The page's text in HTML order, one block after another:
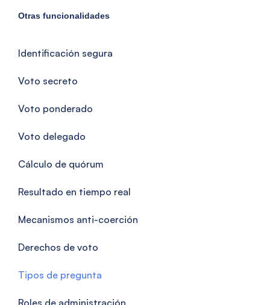
Otras funcionalidades
Identificación segura
Voto secreto
Voto ponderado
Voto delegado
Cálculo de quórum
Resultado en tiempo real
Mecanismos anti-coerción
Derechos de voto
Tipos de pregunta